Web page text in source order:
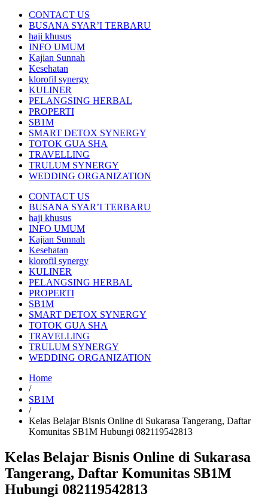
CONTACT US
BUSANA SYAR’I TERBARU
haji khusus
INFO UMUM
Kajian Sunnah
Kesehatan
klorofil synergy
KULINER
PELANGSING HERBAL
PROPERTI
SB1M
SMART DETOX SYNERGY
TOTOK GUA SHA
TRAVELLING
TRULUM SYNERGY
WEDDING ORGANIZATION
CONTACT US
BUSANA SYAR’I TERBARU
haji khusus
INFO UMUM
Kajian Sunnah
Kesehatan
klorofil synergy
KULINER
PELANGSING HERBAL
PROPERTI
SB1M
SMART DETOX SYNERGY
TOTOK GUA SHA
TRAVELLING
TRULUM SYNERGY
WEDDING ORGANIZATION
Home
/
SB1M
/
Kelas Belajar Bisnis Online di Sukarasa Tangerang, Daftar
Komunitas SB1M Hubungi 082119542813
Kelas Belajar Bisnis Online di Sukarasa
Tangerang, Daftar Komunitas SB1M
Hubungi 082119542813